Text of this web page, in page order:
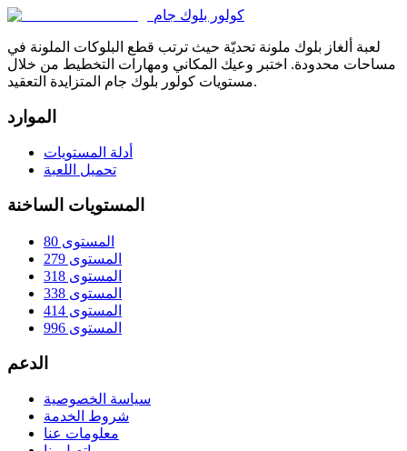
كولور بلوك جام
لعبة ألغاز بلوك ملونة تحديّة حيث ترتب قطع البلوكات الملونة في
مساحات محدودة. اختبر وعيك المكاني ومهارات التخطيط من خلال
مستويات كولور بلوك جام المتزايدة التعقيد.
الموارد
أدلة المستويات
تحميل اللعبة
المستويات الساخنة
المستوى 80
المستوى 279
المستوى 318
المستوى 338
المستوى 414
المستوى 996
الدعم
سياسة الخصوصية
شروط الخدمة
معلومات عنا